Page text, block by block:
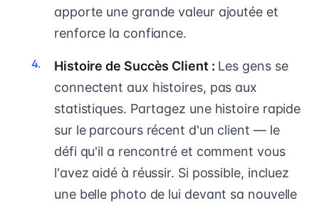
apporte une grande valeur ajoutée et
renforce la confiance.
Histoire de Succès Client : Les gens se
connectent aux histoires, pas aux
statistiques. Partagez une histoire rapide
sur le parcours récent d'un client — le
défi qu'il a rencontré et comment vous
l'avez aidé à réussir. Si possible, incluez
une belle photo de lui devant sa nouvelle